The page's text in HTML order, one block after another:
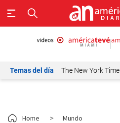
Temas del día The New York
Home > Mundo